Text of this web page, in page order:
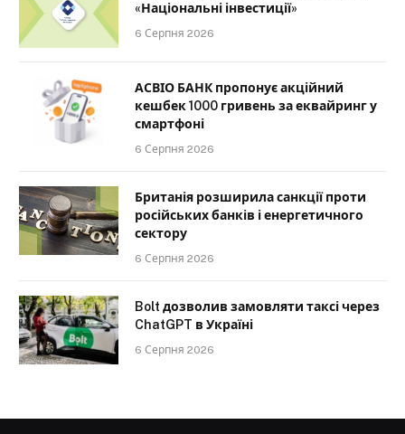
«Національні інвестиції»
6 Серпня 2026
АСВІО БАНК пропонує акційний
кешбек 1000 гривень за еквайринг у
смартфоні
6 Серпня 2026
Британія розширила санкції проти
російських банків і енергетичного
сектору
6 Серпня 2026
Bolt дозволив замовляти таксі через
ChatGPT в Україні
6 Серпня 2026